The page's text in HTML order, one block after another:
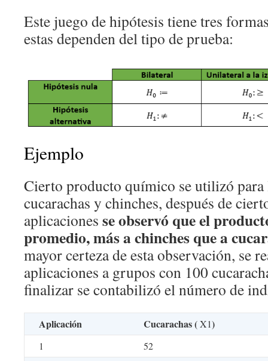
Este juego de hipótesis tiene tres
estas dependen del tipo de prueba:
Ejemplo
Cierto producto químico se utilizó
cucarachas y chinches, después de
aplicaciones se observó que el
promedio, más a chinches que a
mayor certeza de esta observación, se
aplicaciones a grupos con 100
finalizar se contabilizó el número de
Aplicación Cucarachas (X1)
1
52